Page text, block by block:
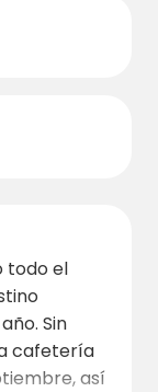
y otros
paseo
y
lo
todo el
Sin
cafetería
así